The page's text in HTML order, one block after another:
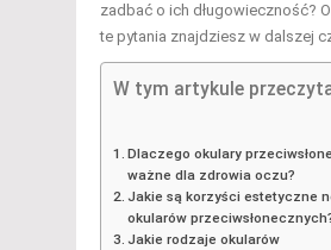
zadbać o ich długowieczność?
te pytania znajdziesz w dalszej
W tym artykule
Dlaczego okulary
ważne dla zdrowia oczu?
Jakie są korzyści estetyczne
okularów
Jakie rodzaje okularów